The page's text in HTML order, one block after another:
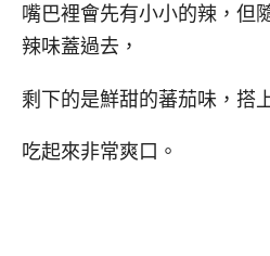
嘴巴裡會先有小小的辣，但
辣味蓋過去，
剩下的是鮮甜的蕃茄味，搭
吃起來非常爽口。